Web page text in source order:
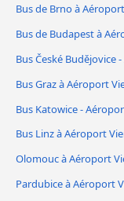
Bus de Brno à
Bus de Budapest à
Bus České Budějovice
Bus Graz à Aéroport
Bus Katowice -
Bus Linz à Aéroport
Olomouc à Aéroport
Pardubice à Aéroport